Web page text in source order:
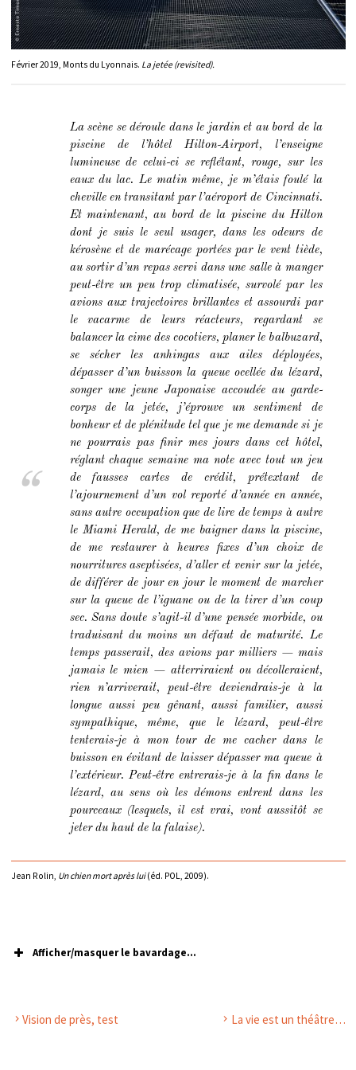
Février 2019, Monts du Lyonnais. La jetée (revisited).
La scène se déroule dans le jardin et au bord de la
piscine de l’hôtel Hilton-Airport, l’enseigne
lumineuse de celui-ci se reflétant, rouge, sur les
eaux du lac. Le matin même, je m’étais foulé la
cheville en transitant par l’aéroport de Cincinnati.
Et maintenant, au bord de la piscine du Hilton
dont je suis le seul usager, dans les odeurs de
kérosène et de marécage portées par le vent tiède,
au sortir d’un repas servi dans une salle à manger
peut-être un peu trop climatisée, survolé par les
avions aux trajectoires brillantes et assourdi par
le vacarme de leurs réacteurs, regardant se
balancer la cime des cocotiers, planer le balbuzard,
se sécher les anhingas aux ailes déployées,
dépasser d’un buisson la queue ocellée du lézard,
songer une jeune Japonaise accoudée au garde-
corps de la jetée, j’éprouve un sentiment de
bonheur et de plénitude tel que je me demande si je
ne pourrais pas finir mes jours dans cet hôtel,
réglant chaque semaine ma note avec tout un jeu
de fausses cartes de crédit, prétextant de
l’ajournement d’un vol reporté d’année en année,
sans autre occupation que de lire de temps à autre
le Miami Herald, de me baigner dans la piscine,
de me restaurer à heures fixes d’un choix de
nourritures aseptisées, d’aller et venir sur la jetée,
de différer de jour en jour le moment de marcher
sur la queue de l’iguane ou de la tirer d’un coup
sec. Sans doute s’agit-il d’une pensée morbide, ou
traduisant du moins un défaut de maturité. Le
temps passerait, des avions par milliers — mais
jamais le mien — atterriraient ou décolleraient,
rien n’arriverait, peut-être deviendrais-je à la
longue aussi peu gênant, aussi familier, aussi
sympathique, même, que le lézard, peut-être
tenterais-je à mon tour de me cacher dans le
buisson en évitant de laisser dépasser ma queue à
l’extérieur. Peut-être entrerais-je à la fin dans le
lézard, au sens où les démons entrent dans les
pourceaux (lesquels, il est vrai, vont aussitôt se
jeter du haut de la falaise).
Jean Rolin, Un chien mort après lui(éd. POL, 2009).
Afficher/masquer le bavardage...
Vision de près, test La vie est un théâtre…